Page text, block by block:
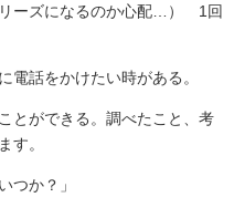
ーズになるのか心配…） 1回
電話をかけたい時がある。
とができる。調べたこと、考
す。
つか？」